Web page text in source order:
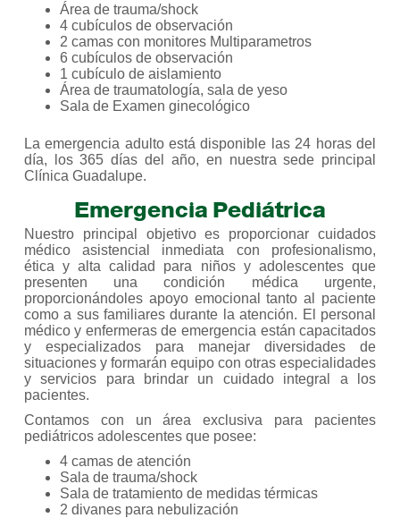
Área de trauma/shock
4 cubículos de observación
2 camas con monitores Multiparametros
6 cubículos de observación
1 cubículo de aislamiento
Área de traumatología, sala de yeso
Sala de Examen ginecológico
La emergencia adulto está disponible las 24 horas del
día, los 365 días del año, en nuestra sede principal
Clínica Guadalupe.
Emergencia Pediátrica
Nuestro principal objetivo es proporcionar cuidados
médico asistencial inmediata con profesionalismo,
ética y alta calidad para niños y adolescentes que
presenten una condición médica urgente,
proporcionándoles apoyo emocional tanto al paciente
como a sus familiares durante la atención. El personal
médico y enfermeras de emergencia están capacitados
y especializados para manejar diversidades de
situaciones y formarán equipo con otras especialidades
y servicios para brindar un cuidado integral a los
pacientes.
Contamos con un área exclusiva para pacientes
pediátricos adolescentes que posee:
4 camas de atención
Sala de trauma/shock
Sala de tratamiento de medidas térmicas
2 divanes para nebulización